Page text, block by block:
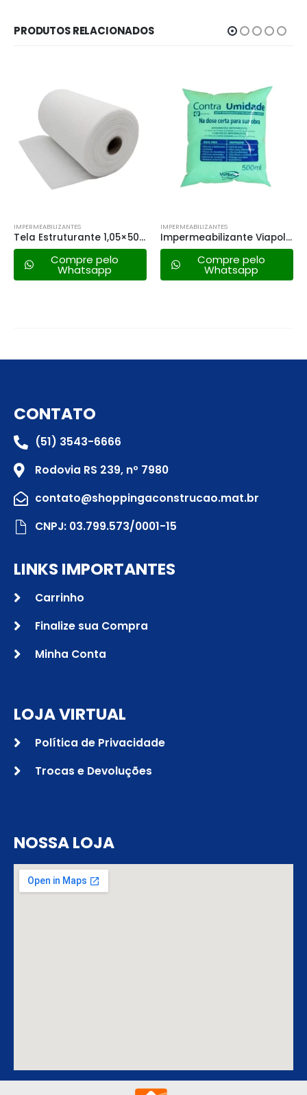
PRODUTOS RELACIONADOS
IMPERMEABILIZANTES
Tela Estruturante 1,05×50 Metros
Compre pelo
Whatsapp
IMPERMEABILIZANTES
Impermeabilizante Viapol 500ml
Compre pelo
Whatsapp
CONTATO
(51) 3543-6666
Rodovia RS 239, nº 7980
contato@shoppingaconstrucao.mat.br
CNPJ: 03.799.573/0001-15
LINKS IMPORTANTES
Carrinho
Finalize sua Compra
Minha Conta
LOJA VIRTUAL
Política de Privacidade
Trocas e Devoluções
NOSSA LOJA